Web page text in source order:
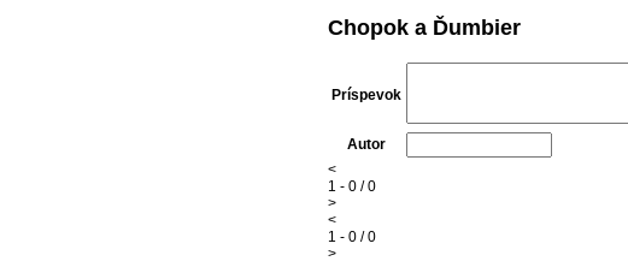
Chopok a Ďumbier
Príspevok
Autor
<
1 - 0 / 0
>
<
1 - 0 / 0
>